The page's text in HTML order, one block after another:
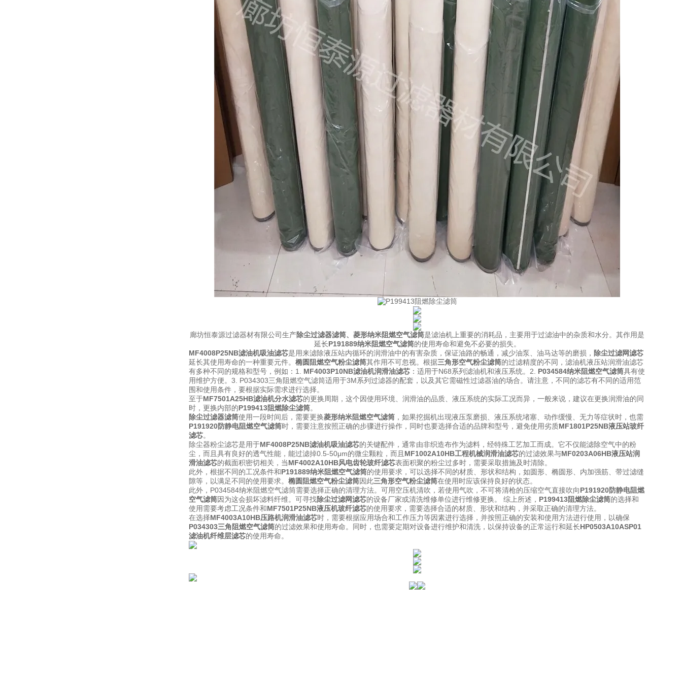
廊坊恒泰源过滤器材有限公司生产除尘过滤器滤筒、 菱形纳米阻燃空气滤筒是滤油机上重要的消耗品，主要用于过滤油中的杂质和水分。其作用是
延长P191889纳米阻燃空气滤筒的使用寿命和避免不必要的损失。
MF4008P25NB滤油机吸油滤芯是用来滤除液压站内循环的润滑油中的有害杂质，保证油路的畅通，减少油泵 、油马达等的磨损， 除尘过滤网滤芯
延长其使用寿命的一种重要元件。 椭圆阻燃空气粉尘滤筒其作用不可忽视。 根据三角形空气粉尘滤筒的过滤精度的不同，滤油机液压站润滑油滤芯
有多种不同的规格和型号，例如： 1. MF4003P10NB滤油机润滑油滤芯 ：适用于N68系列滤油机和液压系统。 2. P034584纳米阻燃空气滤筒具有使
用维护方便。 3. P034303三角阻燃空气滤筒适用于3M系列过滤器的配套，以及其它需磁性过滤器油的场合。 请注意，不同的滤芯有不同的适用范
围和使用条件，要根据实际需求进行选择。
至于MF7501A25HB滤油机分水滤芯的更换周期，这个因使用环境、润滑油的品质、液压系统的实际工况而异 ，一般来说，建议在更换润滑油的同
时，更换内部的P199413阻燃除尘滤筒。
除尘过滤器滤筒使用一段时间后，需要更换菱形纳米阻燃空气滤筒 ，如果挖掘机出现液压泵磨损、液压系统堵塞、动作缓慢、无力等症状时，也需
P191920防静电阻燃空气滤筒时，需要注意按照正确的步骤进行操作，同时也要选择合适的品牌和型号，避免使用劣质MF1801P25NB液压站玻纤
滤芯。
除尘器粉尘滤芯是用于MF4008P25NB滤油机吸油滤芯的关键配件，通常由非织造布作为滤料，经特殊工艺加工而成。它不仅能滤除空气中的粉
尘，而且具有良好的透气性能，能过滤掉0.5-50μm的微尘颗粒，而且 MF1002A10HB工程机械润滑油滤芯的过滤效果与MF0203A06HB液压站润
滑油滤芯的截面积密切相关，当MF4002A10HB风电齿轮玻纤滤芯表面积聚的粉尘过多时，需要采取措施及时清除。
此外，根据不同的工况条件和P191889纳米阻燃空气滤筒的使用要求，可以选择不同的材质、形状和结构，如圆形、椭圆形、内加强筋、带过滤缝
隙等，以满足不同的使用要求。 椭圆阻燃空气粉尘滤筒因此三角形空气粉尘滤筒在使用时应该保持良好的状态。
此外，P034584纳米阻燃空气滤筒需要选择正确的清理方法。可用空压机清吹，若使用气吹，不可将清枪的压缩空气直接吹向P191920防静电阻燃
空气滤筒因为这会损坏滤料纤维。可寻找除尘过滤网滤芯的设备厂家或清洗维修单位进行维修更换。 综上所述， P199413阻燃除尘滤筒的选择和
使用需要考虑工况条件和MF7501P25NB液压机玻纤滤芯的使用要求，需要选择合适的材质、形状和结构，并采取正确的清理方法。
在选择MF4003A10HB压路机润滑油滤芯时，需要根据应用场合和工作压力等因素进行选择，并按照正确的安装和使用方法进行使用，以确保
P034303三角阻燃空气滤筒的过滤效果和使用寿命。同时，也需要定期对设备进行维护和清洗，以保持设备的正常运行和延长HP0503A10ASP01
滤油机纤维层滤芯的使用寿命。